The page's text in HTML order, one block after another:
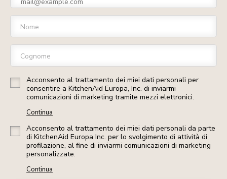
Nome
Cognome
Acconsento al trattamento dei miei dati personali per
consentire a KitchenAid Europa, Inc. di inviarmi
comunicazioni di marketing tramite mezzi elettronici.
Continua
Acconsento al trattamento dei miei dati personali da parte
di KitchenAid Europa Inc. per lo svolgimento di attività di
profilazione, al fine di inviarmi comunicazioni di marketing
personalizzate.
Continua